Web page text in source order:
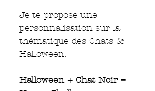
Je te propose une
personnalisation sur la
thématique des Chats &
Halloween.
Halloween + Chat Noir =